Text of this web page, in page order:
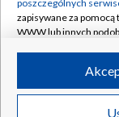
System NOS
Informacje o
Program dla
©2026
poszczególnych
zapisywane za
WWW lub innych
ruchu w Internecie.
Twoje dane osobowe